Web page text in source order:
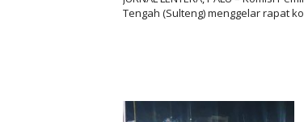
Tengah (Sulteng) menggelar rapat